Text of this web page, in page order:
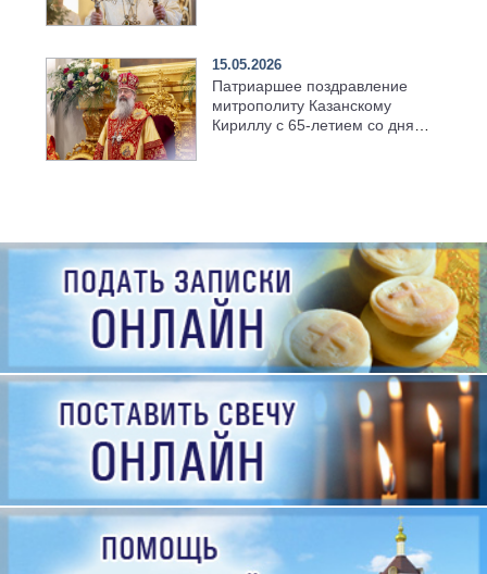
15.05.2026
Патриаршее поздравление
митрополиту Казанскому
Кириллу с 65-летием со дня